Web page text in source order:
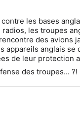
les bases
les troupes
des avions
appareils anglais
de leur protection
des troupes... ?!